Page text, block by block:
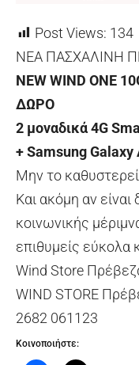
Post Views: 134
NEA ΠΑΣΧΑΛΙΝΗ
NEW WIND ONE
ΔΩΡΟ
2 μοναδικά 4G
+ Samsung Galaxy
Μην το
Και ακόμη αν είναι
κοινωνικής
επιθυμείς εύκολα
Wind Store
WIND STORE
2682 061123
Κοινοποιήστε: